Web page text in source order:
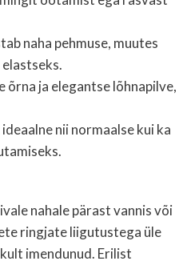
naha pehmuse, muutes
õrna ja elegantse lõhnapilve,
nii normaalse kui ka
nahale pärast vannis või
ringjate liigutustega üle
imendunud. Erilist